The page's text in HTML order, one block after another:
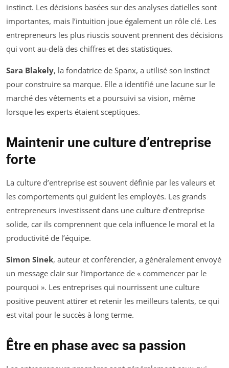
instinct. Les décisions basées sur des analyses datielles sont
importantes, mais l’intuition joue également un rôle clé. Les
entrepreneurs les plus riuscis souvent prennent des décisions
qui vont au-delà des chiffres et des statistiques.
Sara Blakely, la fondatrice de Spanx, a utilisé son instinct
pour construire sa marque. Elle a identifié une lacune sur le
marché des vêtements et a poursuivi sa vision, même
lorsque les experts étaient sceptiques.
Maintenir une culture d’entreprise
forte
La culture d’entreprise est souvent définie par les valeurs et
les comportements qui guident les employés. Les grands
entrepreneurs investissent dans une culture d’entreprise
solide, car ils comprennent que cela influence le moral et la
productivité de l’équipe.
Simon Sinek, auteur et conférencier, a généralement envoyé
un message clair sur l’importance de « commencer par le
pourquoi ». Les entreprises qui nourrissent une culture
positive peuvent attirer et retenir les meilleurs talents, ce qui
est vital pour le succès à long terme.
Être en phase avec sa passion